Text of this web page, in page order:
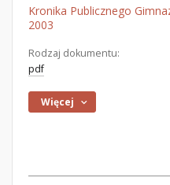
Kronika Publicznego
2003
Rodzaj dokumentu:
pdf
Więcej